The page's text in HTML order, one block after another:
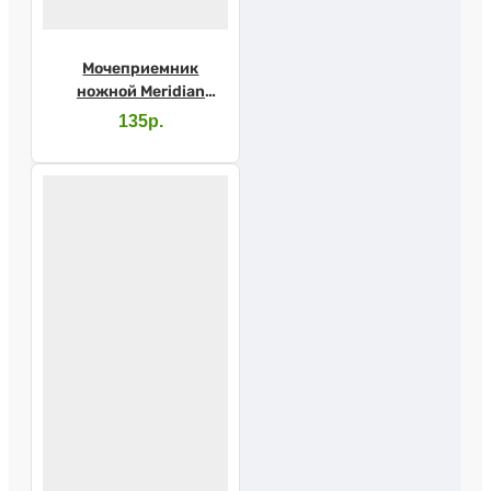
Мочеприемник
ножной Meridian
750мл (DW310075)
135р.